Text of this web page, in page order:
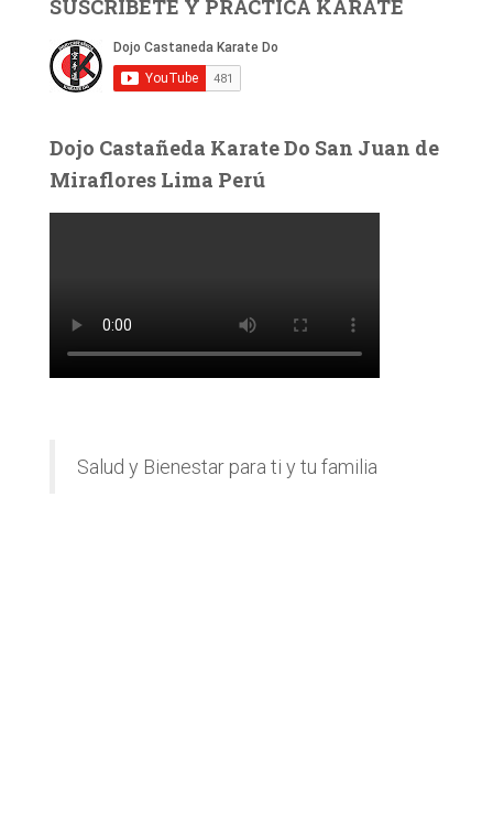
SUSCRIBETE Y PRACTICA KARATE
Dojo Castañeda Karate Do San Juan de
Miraflores Lima Perú
Salud y Bienestar para ti y tu familia